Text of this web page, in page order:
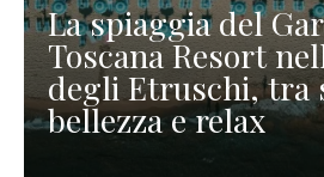
La spiaggia del
Toscana Resort
degli Etruschi, tra
bellezza e relax